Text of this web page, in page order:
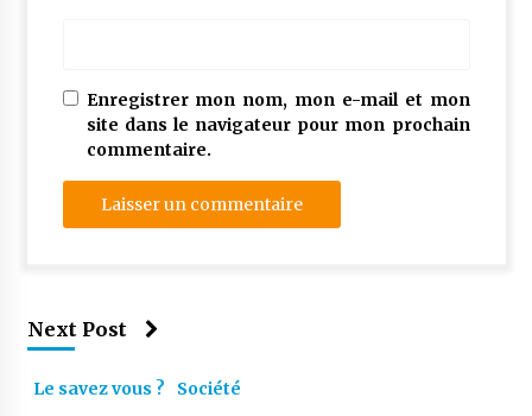
Enregistrer mon nom, mon e-mail et mon
site dans le navigateur pour mon prochain
commentaire.
Next Post
Le savez vous ? Société